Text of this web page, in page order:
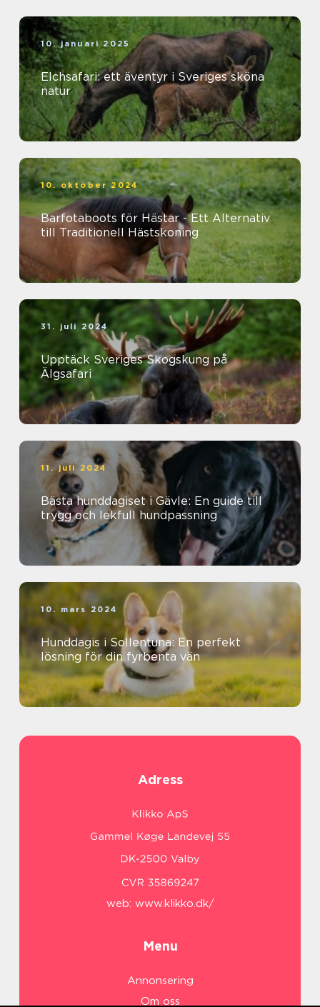
10. januari 2025
Elchsafari: ett äventyr i Sveriges sköna
natur
10. oktober 2024
Barfotaboots för Hästar - Ett Alternativ
till Traditionell Hästskoning
31. juli 2024
Upptäck Sveriges Skogskung på
Älgsafari
11. juli 2024
Bästa hunddagiset i Gävle: En guide till
trygg och lekfull hundpassning
10. mars 2024
Hunddagis i Sollentuna: En perfekt
lösning för din fyrbenta vän
Adress
web: www.klikko.dk/
Menu
Annonsering
Om oss